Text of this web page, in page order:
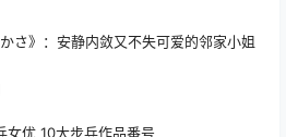
さ》：安静内敛又不失可爱的邻家小姐
女优 10大步兵作品番号